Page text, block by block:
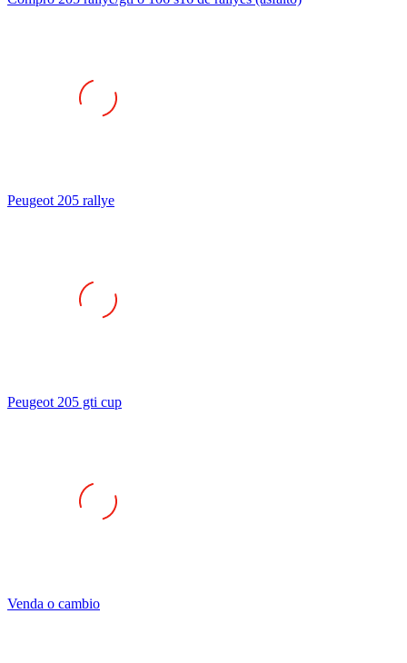
Peugeot 205 rallye
Peugeot 205 gti cup
Venda o cambio